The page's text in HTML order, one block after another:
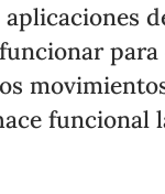
funcional